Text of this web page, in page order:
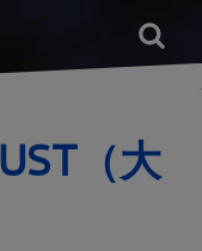
検索
（大